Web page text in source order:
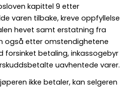
kapittel 9 etter
varen tilbake, kreve oppfyllelse
hevet samt erstatning fra
også etter omstendighetene
forsinket betaling, inkassogebyr
uavhentede varer.
ikke betaler, kan selgeren